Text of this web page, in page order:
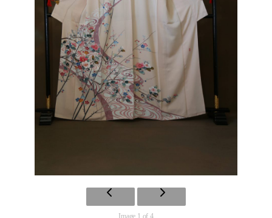
Image 1 of 4